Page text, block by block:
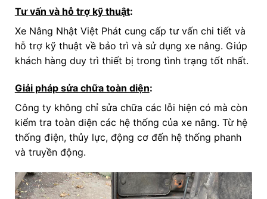
Tư vấn và hỗ trợ kỹ thuật:
Xe Nâng Nhật Việt Phát cung cấp tư vấn chi tiết và
hỗ trợ kỹ thuật về bảo trì và sử dụng xe nâng. Giúp
khách hàng duy trì thiết bị trong tình trạng tốt nhất.
Giải pháp sửa chữa toàn diện:
Công ty không chỉ sửa chữa các lỗi hiện có mà còn
kiểm tra toàn diện các hệ thống của xe nâng. Từ hệ
thống điện, thủy lực, động cơ đến hệ thống phanh
và truyền động.